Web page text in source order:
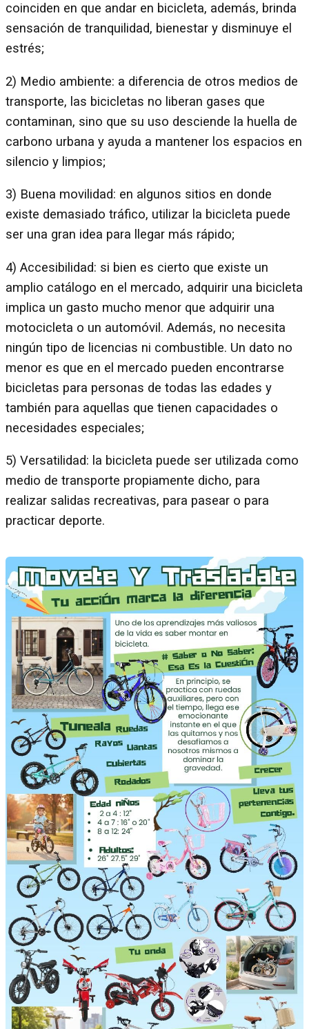
coinciden en que andar en bicicleta, además, brinda
sensación de tranquilidad, bienestar y disminuye el
estrés;
2) Medio ambiente: a diferencia de otros medios de
transporte, las bicicletas no liberan gases que
contaminan, sino que su uso desciende la huella de
carbono urbana y ayuda a mantener los espacios en
silencio y limpios;
3) Buena movilidad: en algunos sitios en donde
existe demasiado tráfico, utilizar la bicicleta puede
ser una gran idea para llegar más rápido;
4) Accesibilidad: si bien es cierto que existe un
amplio catálogo en el mercado, adquirir una bicicleta
implica un gasto mucho menor que adquirir una
motocicleta o un automóvil. Además, no necesita
ningún tipo de licencias ni combustible. Un dato no
menor es que en el mercado pueden encontrarse
bicicletas para personas de todas las edades y
también para aquellas que tienen capacidades o
necesidades especiales;
5) Versatilidad: la bicicleta puede ser utilizada como
medio de transporte propiamente dicho, para
realizar salidas recreativas, para pasear o para
practicar deporte.